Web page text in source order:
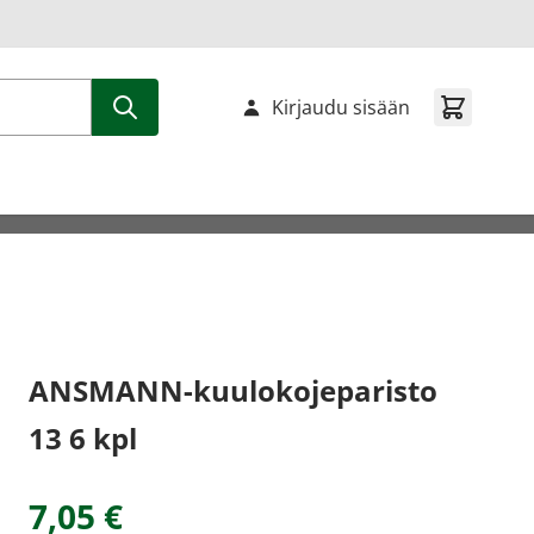
Kirjaudu sisään
ANSMANN-kuulokojeparisto
13 6 kpl
7,05 €